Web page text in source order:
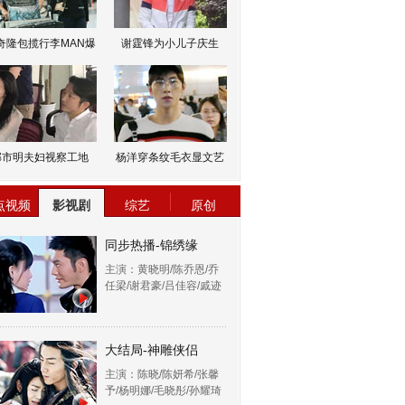
隆包揽行李MAN爆 谢霆锋为小儿子庆生
明夫妇视察工地 杨洋穿条纹毛衣显文艺
视频 影视剧 综艺 原创
同步热播-锦绣缘
主演：黄晓明/陈乔恩/乔
任梁/谢君豪/吕佳容/戚迹
大结局-神雕侠侣
主演：陈晓/陈妍希/张馨
予/杨明娜/毛晓彤/孙耀琦